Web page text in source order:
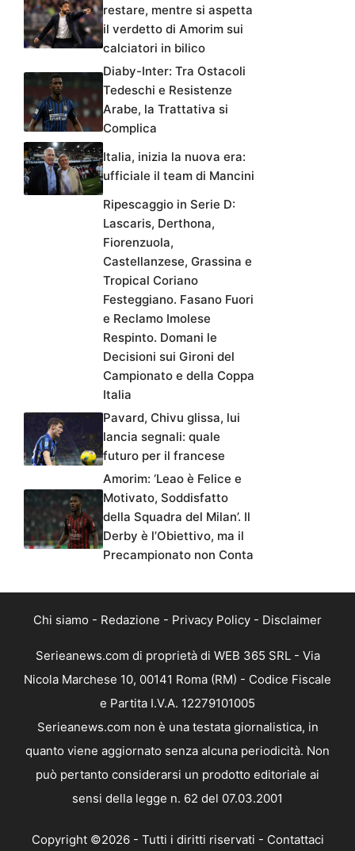
restare, mentre si aspetta
il verdetto di Amorim sui
calciatori in bilico
Diaby-Inter: Tra Ostacoli
Tedeschi e Resistenze
Arabe, la Trattativa si
Complica
Italia, inizia la nuova era:
ufficiale il team di Mancini
Ripescaggio in Serie D:
Lascaris, Derthona,
Fiorenzuola,
Castellanzese, Grassina e
Tropical Coriano
Festeggiano. Fasano Fuori
e Reclamo Imolese
Respinto. Domani le
Decisioni sui Gironi del
Campionato e della Coppa
Italia
Pavard, Chivu glissa, lui
lancia segnali: quale
futuro per il francese
Amorim: ‘Leao è Felice e
Motivato, Soddisfatto
della Squadra del Milan’. Il
Derby è l’Obiettivo, ma il
Precampionato non Conta
Chi siamo - Redazione - Privacy Policy - Disclaimer
Serieanews.com di proprietà di WEB 365 SRL - Via
Nicola Marchese 10, 00141 Roma (RM) - Codice Fiscale
e Partita I.V.A. 12279101005
Serieanews.com non è una testata giornalistica, in
quanto viene aggiornato senza alcuna periodicità. Non
può pertanto considerarsi un prodotto editoriale ai
sensi della legge n. 62 del 07.03.2001
Copyright ©2026 - Tutti i diritti riservati - Contattaci